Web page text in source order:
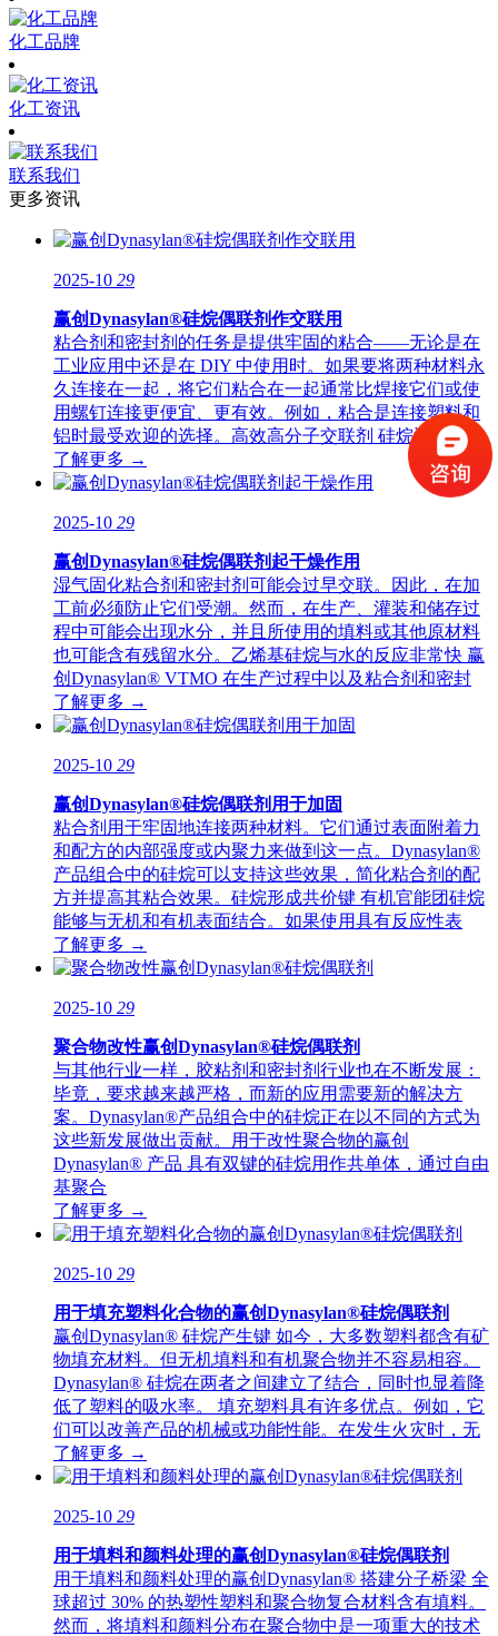
化工品牌
化工资讯
联系我们
更多资讯
2025-10 29
赢创Dynasylan®硅烷偶联剂作交联用
粘合剂和密封剂的任务是提供牢固的粘合——无论是在
工业应用中还是在 DIY 中使用时。如果要将两种材料永
久连接在一起，将它们粘合在一起通常比焊接它们或使
用螺钉连接更便宜、更有效。例如，粘合是连接塑料和
铝时最受欢迎的选择。高效高分子交联剂 硅烷通常用
了解更多 →
2025-10 29
赢创Dynasylan®硅烷偶联剂起干燥作用
湿气固化粘合剂和密封剂可能会过早交联。因此，在加
工前必须防止它们受潮。然而，在生产、灌装和储存过
程中可能会出现水分，并且所使用的填料或其他原材料
也可能含有残留水分。乙烯基硅烷与水的反应非常快 赢
创Dynasylan® VTMO 在生产过程中以及粘合剂和密封
了解更多 →
2025-10 29
赢创Dynasylan®硅烷偶联剂用于加固
粘合剂用于牢固地连接两种材料。它们通过表面附着力
和配方的内部强度或内聚力来做到这一点。Dynasylan®
产品组合中的硅烷可以支持这些效果，简化粘合剂的配
方并提高其粘合效果。硅烷形成共价键 有机官能团硅烷
能够与无机和有机表面结合。如果使用具有反应性表
了解更多 →
2025-10 29
聚合物改性赢创Dynasylan®硅烷偶联剂
与其他行业一样，胶粘剂和密封剂行业也在不断发展：
毕竟，要求越来越严格，而新的应用需要新的解决方
案。Dynasylan®产品组合中的硅烷正在以不同的方式为
这些新发展做出贡献。用于改性聚合物的赢创
Dynasylan® 产品 具有双键的硅烷用作共单体，通过自由
基聚合
了解更多 →
2025-10 29
用于填充塑料化合物的赢创Dynasylan®硅烷偶联剂
赢创Dynasylan® 硅烷产生键 如今，大多数塑料都含有矿
物填充材料。但无机填料和有机聚合物并不容易相容。
Dynasylan® 硅烷在两者之间建立了结合，同时也显着降
低了塑料的吸水率。 填充塑料具有许多优点。例如，它
们可以改善产品的机械或功能性能。在发生火灾时，无
了解更多 →
2025-10 29
用于填料和颜料处理的赢创Dynasylan®硅烷偶联剂
用于填料和颜料处理的赢创Dynasylan® 搭建分子桥梁 全
球超过 30% 的热塑性塑料和聚合物复合材料含有填料。
然而，将填料和颜料分布在聚合物中是一项重大的技术